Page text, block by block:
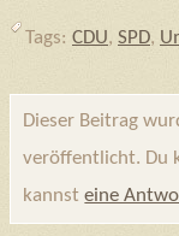
Tags: CDU, SPD,
Dieser Beitrag
veröffentlicht. Du
kannsteine